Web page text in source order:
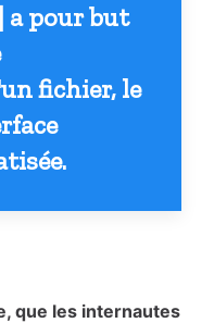
a pour but
fichier, le
que les internautes